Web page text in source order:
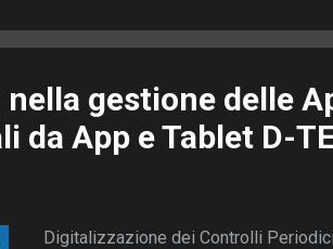
casino. E quando arrivava il momento
nella gestione delle
da App e Tablet D-
Digitalizzazione dei Controlli